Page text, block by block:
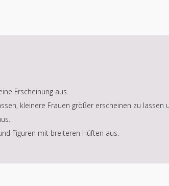
Erscheinung aus.
kleinere Frauen größer erscheinen zu
Figuren mit breiteren Hüften aus.